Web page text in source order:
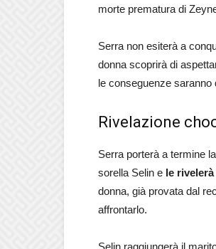
morte prematura di
Serra non esiterà a
donna scoprirà di
le conseguenze
Rivelazione
Serra porterà a termine
sorella Selin e le
donna, già provata dal
affrontarlo.
Selin raggiungerà il